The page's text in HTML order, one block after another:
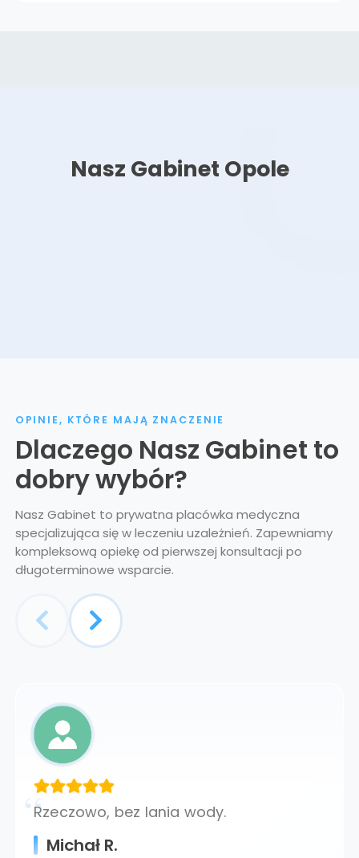
Nasz Gabinet Opole
OPINIE, KTÓRE MAJĄ ZNACZENIE
Dlaczego Nasz Gabinet to
dobry wybór?
Nasz Gabinet to prywatna placówka medyczna
specjalizująca się w leczeniu uzależnień. Zapewniamy
kompleksową opiekę od pierwszej konsultacji po
długoterminowe wsparcie.
Rzeczowo, bez lania wody.
Michał R.